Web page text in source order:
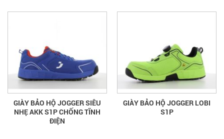
GIÀY BẢO HỘ JOGGER SIÊU
NHẸ AKK S1P CHỐNG TĨNH
ĐIỆN
GIÀY BẢO HỘ JOGGER LOBI
S1P